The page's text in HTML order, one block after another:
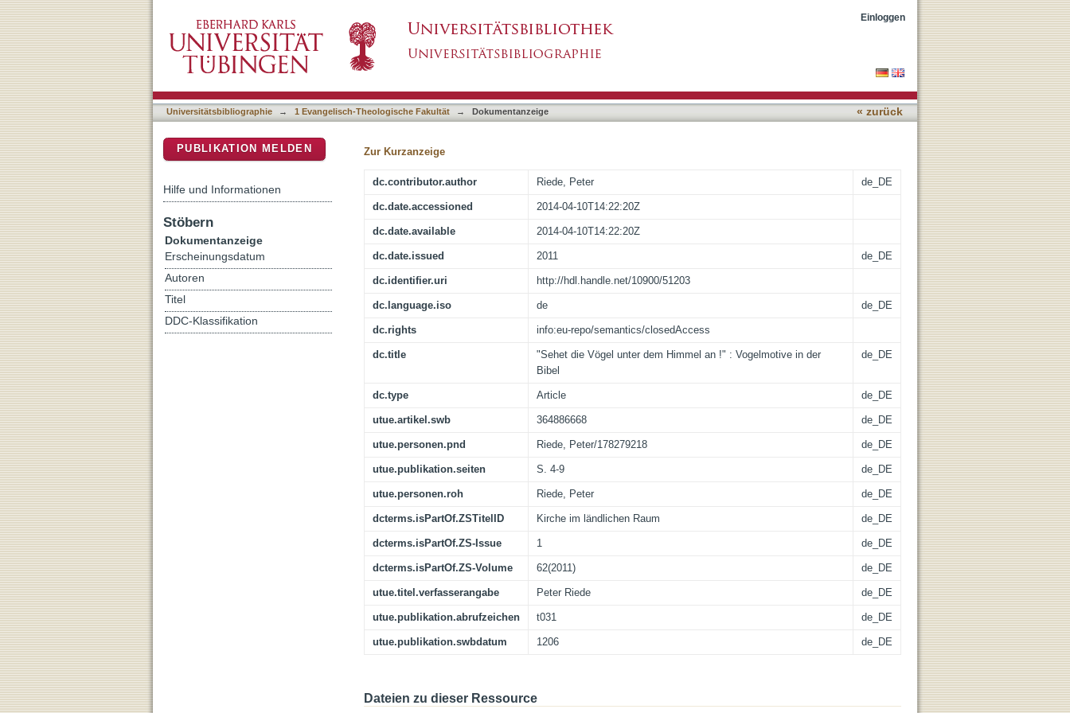
Einloggen
Universitätsbibliographie → 1 Evangelisch-Theologische Fakultät → Dokumentanzeige « zurück
Zur Kurzanzeige
dc.contributor.author Riede, Peter de_DE
dc.date.accessioned 2014-04-10T14:22:20Z
dc.date.available 2014-04-10T14:22:20Z
dc.date.issued 2011 de_DE
dc.identifier.uri http://hdl.handle.net/10900/51203
dc.language.iso de de_DE
dc.rights info:eu-repo/semantics/closedAccess
dc.title
"Sehet die Vögel unter dem Himmel an !" : Vogelmotive in der
Bibel
de_DE
dc.type Article de_DE
utue.artikel.swb 364886668 de_DE
utue.personen.pnd Riede, Peter/178279218 de_DE
utue.publikation.seiten S. 4-9 de_DE
utue.personen.roh Riede, Peter de_DE
dcterms.isPartOf.ZSTitelID Kirche im ländlichen Raum de_DE
dcterms.isPartOf.ZS-Issue 1 de_DE
dcterms.isPartOf.ZS-Volume 62(2011) de_DE
utue.titel.verfasserangabe Peter Riede de_DE
utue.publikation.abrufzeichen t031 de_DE
utue.publikation.swbdatum 1206 de_DE
Dateien zu dieser Ressource
PUBLIKATION MELDEN
Hilfe und Informationen
Stöbern
Dokumentanzeige
Erscheinungsdatum
Autoren
Titel
DDC-Klassifikation